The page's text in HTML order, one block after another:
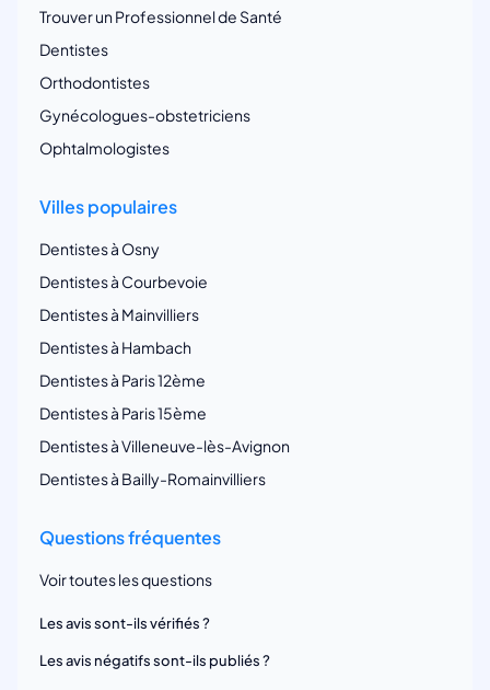
Trouver un Professionnel de Santé
Dentistes
Orthodontistes
Gynécologues-obstetriciens
Ophtalmologistes
Villes populaires
Dentistes à Osny
Dentistes à Courbevoie
Dentistes à Mainvilliers
Dentistes à Hambach
Dentistes à Paris 12ème
Dentistes à Paris 15ème
Dentistes à Villeneuve-lès-Avignon
Dentistes à Bailly-Romainvilliers
Questions fréquentes
Voir toutes les questions
Les avis sont-ils vérifiés ?
Les avis négatifs sont-ils publiés ?